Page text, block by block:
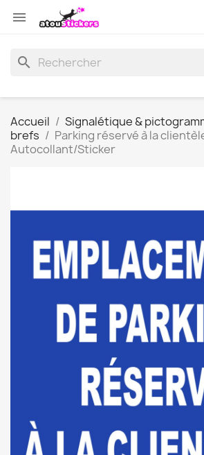

search
Accueil Signalétique &
brefs
Parking réservé à la
Autocollant/Sticker